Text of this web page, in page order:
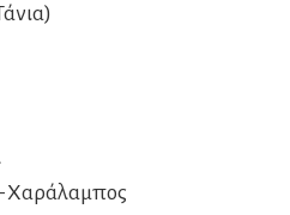
Χαράλαμπος